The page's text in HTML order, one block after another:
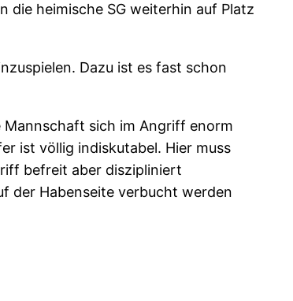
die heimische SG weiterhin auf Platz
Dazu ist es fast schon
Mannschaft sich im Angriff enorm
ist völlig indiskutabel. Hier muss
befreit aber diszipliniert
der Habenseite verbucht werden